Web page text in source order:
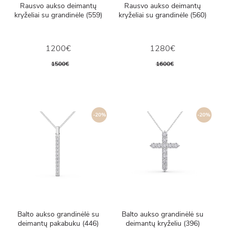
Rausvo aukso deimantų
kryželiai su grandinėle (559)
1200€
1500€
Rausvo aukso deimantų
kryželiai su grandinėle (560)
1280€
1600€
-20%
Balto aukso grandinėlė su
deimantų pakabuku (446)
-20%
Balto aukso grandinėlė su
deimantų kryželiu (396)